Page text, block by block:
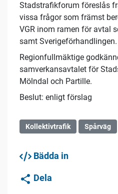
Stadstrafikforum föreslås
vissa frågor som främst
VGR inom ramen för avtal
samt Sverigeförhandlingen.
Regionfullmäktige
samverkansavtalet för
Mölndal och Partille.
Beslut: enligt förslag
Kollektivtrafik Spårväg
Bädda in
Dela